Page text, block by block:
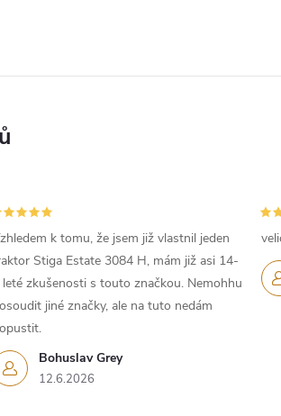
v
ý
p
i
s
u
Bohuslav Grey
12.6.2026
k tomu, že jsem již vlastnil jeden
Stiga Estate 3084 H, mám již asi 14-
zkušenosti s touto značkou. Nemohhu
jiné značky, ale na tuto nedám